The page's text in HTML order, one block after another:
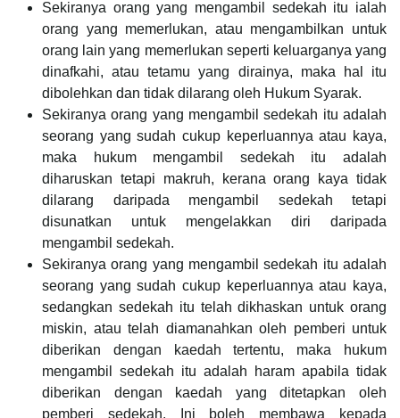
Sekiranya orang yang mengambil sedekah itu ialah
orang yang memerlukan, atau mengambilkan untuk
orang lain yang memerlukan seperti keluarganya yang
dinafkahi, atau tetamu yang dirainya, maka hal itu
dibolehkan dan tidak dilarang oleh Hukum Syarak.
Sekiranya orang yang mengambil sedekah itu adalah
seorang yang sudah cukup keperluannya atau kaya,
maka hukum mengambil sedekah itu adalah
diharuskan tetapi makruh, kerana orang kaya tidak
dilarang daripada mengambil sedekah tetapi
disunatkan untuk mengelakkan diri daripada
mengambil sedekah.
Sekiranya orang yang mengambil sedekah itu adalah
seorang yang sudah cukup keperluannya atau kaya,
sedangkan sedekah itu telah dikhaskan untuk orang
miskin, atau telah diamanahkan oleh pemberi untuk
diberikan dengan kaedah tertentu, maka hukum
mengambil sedekah itu adalah haram apabila tidak
diberikan dengan kaedah yang ditetapkan oleh
pemberi sedekah. Ini boleh membawa kepada